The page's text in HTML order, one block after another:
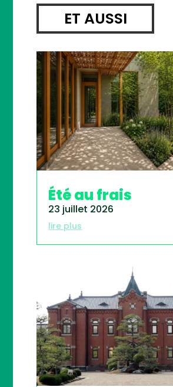
ET AUSSI
Été au frais
23 juillet 2026
lire plus